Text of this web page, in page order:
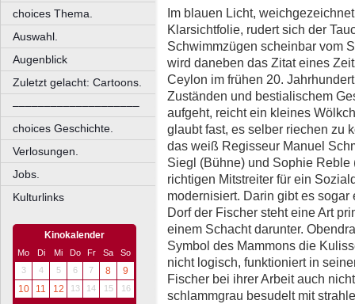
choices Thema.
Auswahl.
Augenblick
Zuletzt gelacht: Cartoons.
––––––––––––––––––––
choices Geschichte.
Verlosungen.
Jobs.
Kulturlinks
Kinokalender
Mo Di Mi Do Fr Sa
So
3
4 5 6 7 8
9
10
11 12 13 14 15 16
Im blauen Licht,
Klarsichtfolie, rudert sich der
Schwimmzügen scheinbar vom
wird daneben das Zitat eines
Ceylon im frühen 20.
Zuständen und bestialischem
aufgeht, reicht ein kleines
glaubt fast, es selber riechen zu
das weiß Regisseur Manuel
Siegl (Bühne) und Sophie
richtigen Mitstreiter für ein
modernisiert. Darin gibt es
Dorf der Fischer steht eine Art
einem Schacht darunter.
Symbol des Mammons die
nicht logisch, funktioniert in
Fischer bei ihrer Arbeit auch
schlammgrau besudelt mit